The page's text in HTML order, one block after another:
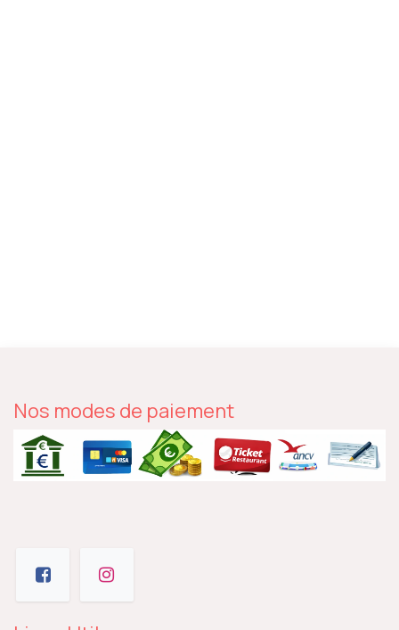
Nos modes de paiement